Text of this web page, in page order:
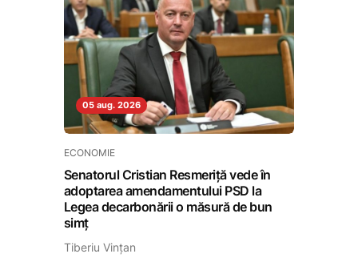
05 aug. 2026
ECONOMIE
Senatorul Cristian Resmeriță vede în
adoptarea amendamentului PSD la
Legea decarbonării o măsură de bun
simț
Tiberiu Vințan